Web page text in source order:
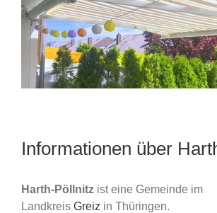
Informationen über
Harth-Pöllnitz ist eine Gemeinde im
Landkreis Greiz in Thüringen.